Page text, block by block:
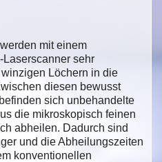
mit einem
sehr
Löchern in die
diesen bewusst
sich unbehandelte
die mikroskopisch feinen
abheilen. Dadurch sind
und die Abheilungszeiten
konventionellen